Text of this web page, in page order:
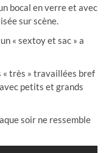
bocal en verre et avec
sur scène.
« sextoy et sac » a
« très » travaillées bref
petits et grands
soir ne ressemble